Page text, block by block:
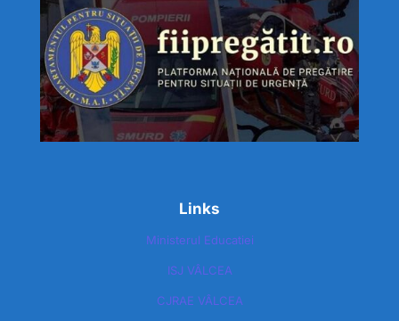
Links
Ministerul Educatiei
ISJ VÂLCEA
CJRAE VÂLCEA